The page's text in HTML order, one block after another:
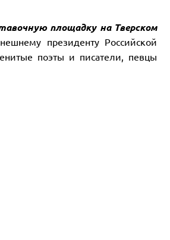
площадку на Тверском
президенту Российской
поэты и писатели, певцы